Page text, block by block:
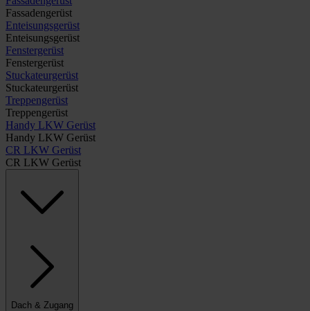
Fassadengerüst
Enteisungsgerüst
Enteisungsgerüst
Fenstergerüst
Fenstergerüst
Stuckateurgerüst
Stuckateurgerüst
Treppengerüst
Treppengerüst
Handy LKW Gerüst
Handy LKW Gerüst
CR LKW Gerüst
CR LKW Gerüst
Dach & Zugang